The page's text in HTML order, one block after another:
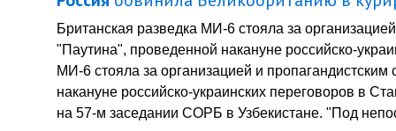
Британская разведка МИ-6 стояла за
"Паутина", проведенной накануне российско-
МИ-6 стояла за организацией и
накануне российско-украинских переговоров в
на 57-м заседании СОРБ в Узбекистане. "Под